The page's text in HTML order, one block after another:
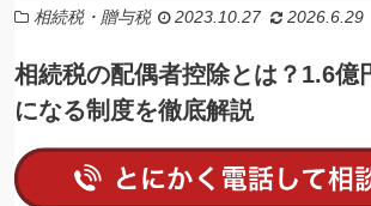
相続税・贈与税 2023.10.27 2026.6.29
相続税の配偶者控除とは？1.6億
になる制度を徹底解説